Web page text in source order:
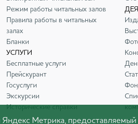
Режим работы читальных залов
Правила работы в читальных
залах
Бланки
УСЛУГИ
Бесплатные услуги
Прейскурант
Госуслуги
Экскурсии
Исторические справки
Яндекс Метрика,